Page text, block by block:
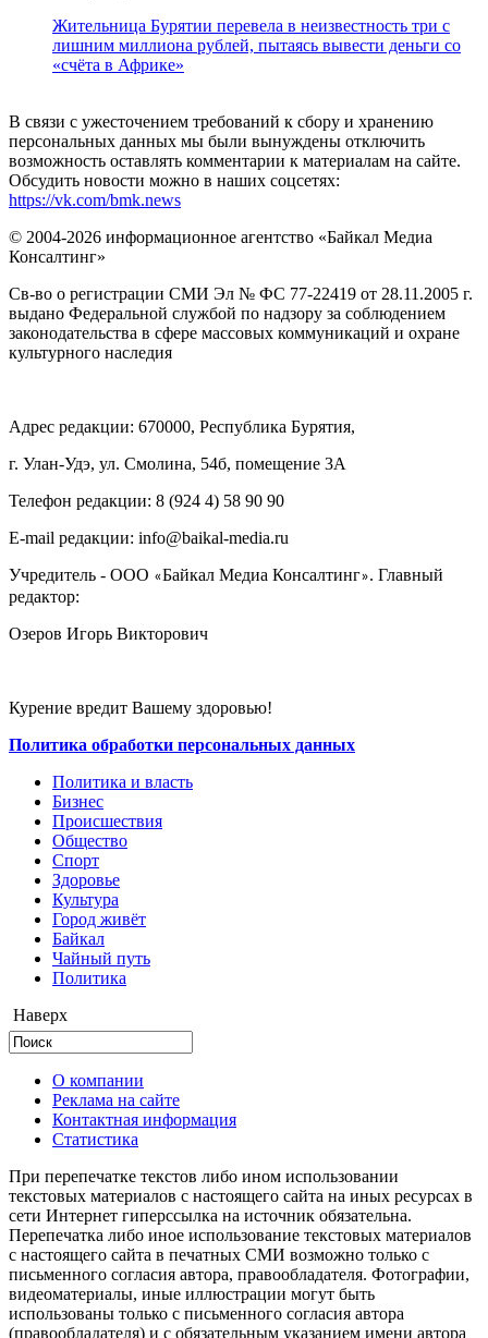
Жительница Бурятии перевела в неизвестность три с
лишним миллиона рублей, пытаясь вывести деньги со
«счёта в Африке»
В связи с ужесточением требований к сбору и хранению
персональных данных мы были вынуждены отключить
возможность оставлять комментарии к материалам на сайте.
Обсудить новости можно в наших соцсетях:
https://vk.com/bmk.news
© 2004-2026 информационное агентство «Байкал Медиа
Консалтинг»
Св-во о регистрации СМИ Эл № ФС 77-22419 от 28.11.2005 г.
выдано Федеральной службой по надзору за соблюдением
законодательства в сфере массовых коммуникаций и охране
культурного наследия
Адрес редакции: 670000, Республика Бурятия,
г. Улан-Удэ, ул. Смолина, 54б, помещение 3А
Телефон редакции: ‎‎8 (924 4) 58 90 90
E-mail редакции: info@baikal-media.ru
Учредитель - ООО «Байкал Медиа Консалтинг». Главный
редактор:
Озеров Игорь Викторович
Курение вредит Вашему здоровью!
Политика обработки персональных данных
Политика и власть
Бизнес
Происшествия
Общество
Cпорт
Здоровье
Культура
Город живёт
Байкал
Чайный путь
Политика
Наверх
О компании
Реклама на сайте
Контактная информация
Статистика
При перепечатке текстов либо ином использовании
текстовых материалов с настоящего сайта на иных ресурсах в
сети Интернет гиперссылка на источник обязательна.
Перепечатка либо иное использование текстовых материалов
с настоящего сайта в печатных СМИ возможно только с
письменного согласия автора, правообладателя. Фотографии,
видеоматериалы, иные иллюстрации могут быть
использованы только с письменного согласия автора
(правообладателя) и с обязательным указанием имени автора